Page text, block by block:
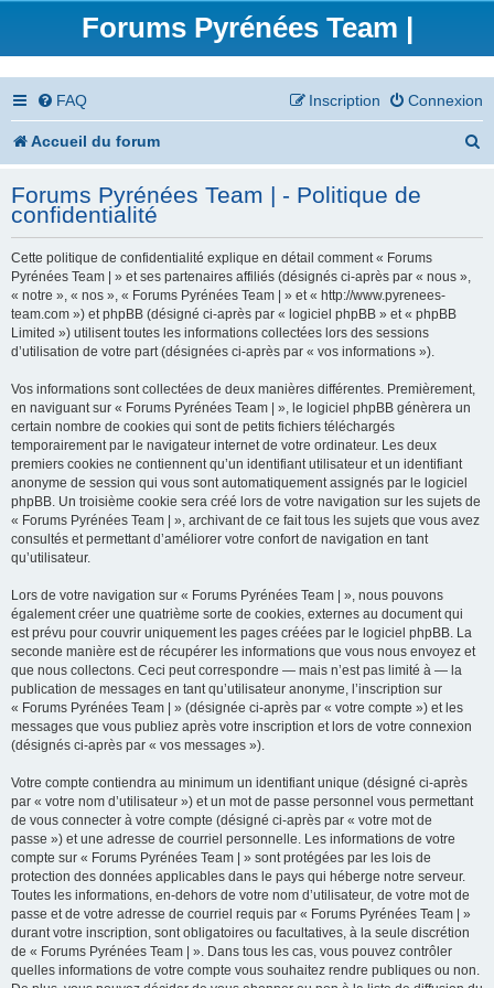
Forums Pyrénées Team |
FAQ Connexion
Inscription
Accueil du forum
h
Forums Pyrénées Team | - Politique de
confidentialité
Cette politique de confidentialité explique en détail comment « Forums
Pyrénées Team | » et ses partenaires affiliés (désignés ci-après par « nous »,
« notre », « nos », « Forums Pyrénées Team | » et « http://www.pyrenees-
team.com ») et phpBB (désigné ci-après par « logiciel phpBB » et « phpBB
Limited ») utilisent toutes les informations collectées lors des sessions
d’utilisation de votre part (désignées ci-après par « vos informations »).
Vos informations sont collectées de deux manières différentes. Premièrement,
en naviguant sur « Forums Pyrénées Team | », le logiciel phpBB génèrera un
certain nombre de cookies qui sont de petits fichiers téléchargés
temporairement par le navigateur internet de votre ordinateur. Les deux
premiers cookies ne contiennent qu’un identifiant utilisateur et un identifiant
anonyme de session qui vous sont automatiquement assignés par le logiciel
phpBB. Un troisième cookie sera créé lors de votre navigation sur les sujets de
« Forums Pyrénées Team | », archivant de ce fait tous les sujets que vous avez
consultés et permettant d’améliorer votre confort de navigation en tant
qu’utilisateur.
Lors de votre navigation sur « Forums Pyrénées Team | », nous pouvons
également créer une quatrième sorte de cookies, externes au document qui
est prévu pour couvrir uniquement les pages créées par le logiciel phpBB. La
seconde manière est de récupérer les informations que vous nous envoyez et
que nous collectons. Ceci peut correspondre — mais n’est pas limité à — la
publication de messages en tant qu’utilisateur anonyme, l’inscription sur
« Forums Pyrénées Team | » (désignée ci-après par « votre compte ») et les
messages que vous publiez après votre inscription et lors de votre connexion
(désignés ci-après par « vos messages »).
Votre compte contiendra au minimum un identifiant unique (désigné ci-après
par « votre nom d’utilisateur ») et un mot de passe personnel vous permettant
de vous connecter à votre compte (désigné ci-après par « votre mot de
passe ») et une adresse de courriel personnelle. Les informations de votre
compte sur « Forums Pyrénées Team | » sont protégées par les lois de
protection des données applicables dans le pays qui héberge notre serveur.
Toutes les informations, en-dehors de votre nom d’utilisateur, de votre mot de
passe et de votre adresse de courriel requis par « Forums Pyrénées Team | »
durant votre inscription, sont obligatoires ou facultatives, à la seule discrétion
de « Forums Pyrénées Team | ». Dans tous les cas, vous pouvez contrôler
quelles informations de votre compte vous souhaitez rendre publiques ou non.